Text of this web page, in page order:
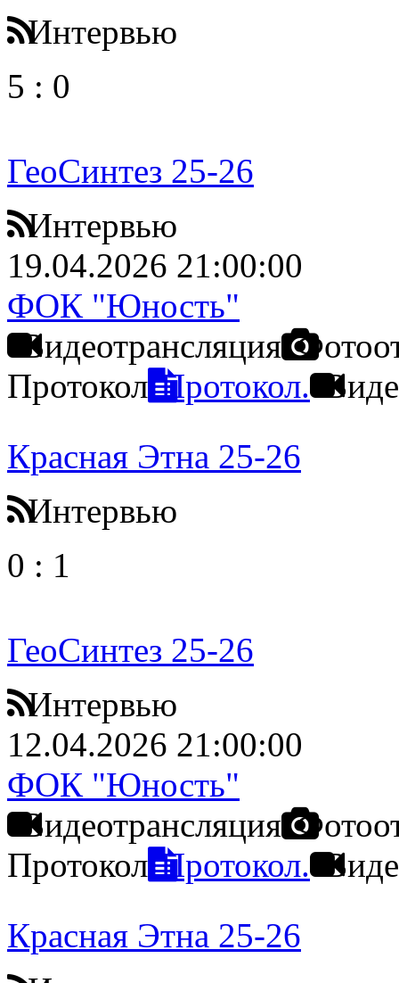
Интервью
5 : 0
ГеоСинтез 25-26
Интервью
19.04.2026 21:00:00
ФОК "Юность"
Видеотрансляция
Протокол Протокол.
Красная Этна 25-26
Интервью
0 : 1
ГеоСинтез 25-26
Интервью
12.04.2026 21:00:00
ФОК "Юность"
Видеотрансляция
Протокол Протокол.
Красная Этна 25-26